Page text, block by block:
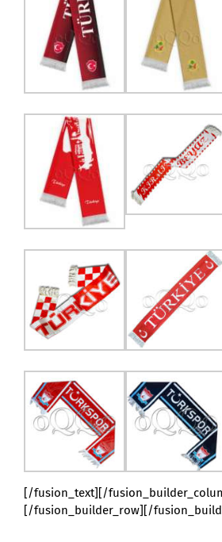
[/fusion_text][/
[/fusion_builder_row][/